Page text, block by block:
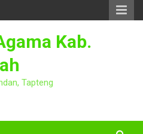
Kab.
Tapteng